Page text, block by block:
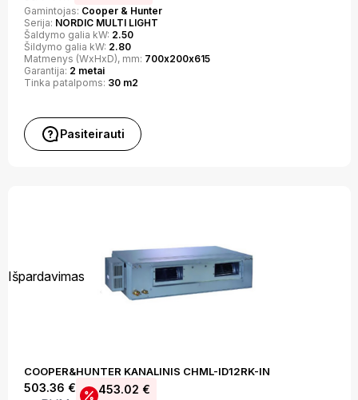
Gamintojas: Cooper & Hunter
Serija: NORDIC MULTI LIGHT
Šaldymo galia kW: 2.50
Šildymo galia kW: 2.80
Matmenys (WxHxD), mm: 700х200х615
Garantija: 2 metai
Tinka patalpoms: 30 m2
Pasiteirauti
Išpardavimas
COOPER&HUNTER KANALINIS CHML-ID12RK-IN
503.36 € 453.02 €